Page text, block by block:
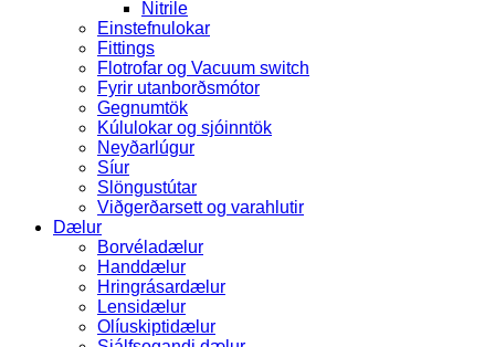
Nitrile
Einstefnulokar
Fittings
Flotrofar og Vacuum switch
Fyrir utanborðsmótor
Gegnumtök
Kúlulokar og sjóinntök
Neyðarlúgur
Síur
Slöngustútar
Viðgerðarsett og varahlutir
Dælur
Borvéladælur
Handdælur
Hringrásardælur
Lensidælur
Olíuskiptidælur